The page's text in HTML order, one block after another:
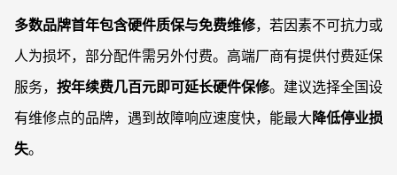
多数品牌首年包含硬件质保与免费维修，若因素不可抗力或
人为损坏，部分配件需另外付费。高端厂商有提供付费延保
服务， 按年续费几百元即可延长硬件保修。建议选择全国设
有维修点的品牌，遇到故障响应速度快，能最大降低停业损
失。